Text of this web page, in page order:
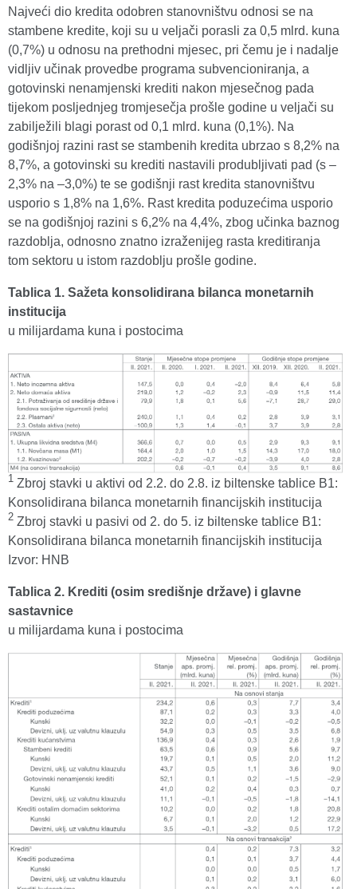
Najveći dio kredita odobren stanovništvu odnosi se na
stambene kredite, koji su u veljači porasli za 0,5 mlrd. kuna
(0,7%) u odnosu na prethodni mjesec, pri čemu je i nadalje
vidljiv učinak provedbe programa subvencioniranja, a
gotovinski nenamjenski krediti nakon mjesečnog pada
tijekom posljednjeg tromjesečja prošle godine u veljači su
zabilježili blagi porast od 0,1 mlrd. kuna (0,1%). Na
godišnjoj razini rast se stambenih kredita ubrzao s 8,2% na
8,7%, a gotovinski su krediti nastavili produbljivati pad (s –
2,3% na –3,0%) te se godišnji rast kredita stanovništvu
usporio s 1,8% na 1,6%. Rast kredita poduzećima usporio
se na godišnjoj razini s 6,2% na 4,4%, zbog učinka baznog
razdoblja, odnosno znatno izraženijeg rasta kreditiranja
tom sektoru u istom razdoblju prošle godine.
Tablica 1. Sažeta konsolidirana bilanca monetarnih
institucija
u milijardama kuna i postocima
1 Zbroj stavki u aktivi od 2.2. do 2.8. iz biltenske tablice B1:
Konsolidirana bilanca monetarnih financijskih institucija
2 Zbroj stavki u pasivi od 2. do 5. iz biltenske tablice B1:
Konsolidirana bilanca monetarnih financijskih institucija
Izvor: HNB
Tablica 2. Krediti (osim središnje države) i glavne
sastavnice
u milijardama kuna i postocima